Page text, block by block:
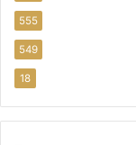
555
549
18